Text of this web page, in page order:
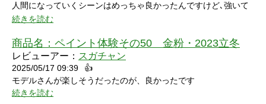
人間になっていくシーンはめっちゃ良かったんですけど､強いて
言うなら､上半身だけで無くて､全身も透明になる所も見てみたい
続きを読む
商品名： ペイント体験その50 金粉・2023立冬
レビューアー： スガチャン
2025/05/17 09:39
👍
モデルさんが楽しそうだったのが、良かったです
続きを読む